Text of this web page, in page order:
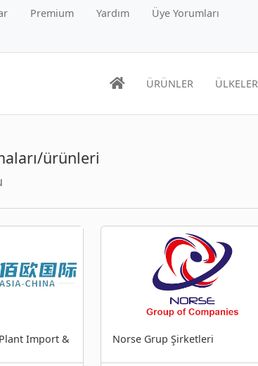
Premium Yardım
Üye Yorumları
ÜRÜNLER ÜLKELER
ürünleri
Import &
Norse Grup Şirketleri